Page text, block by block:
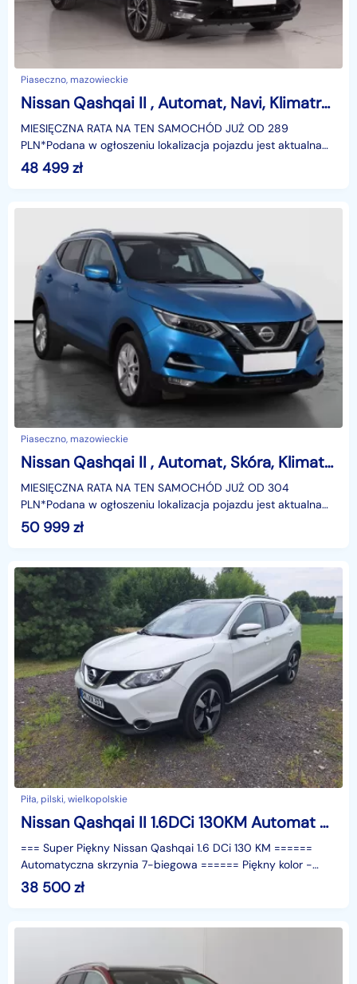
Piaseczno, mazowieckie
Nissan Qashqai II , Automat, Navi, Klimatronic, Tempomat, Parktronic,
MIESIĘCZNA RATA NA TEN SAMOCHÓD JUŻ OD 289
PLN*Podana w ogłoszeniu lokalizacja pojazdu jest aktualna
na dzień wystawienia ogłoszenia. Przed przyjazdem do
salonu
48 499 zł
Piaseczno, mazowieckie
Nissan Qashqai II , Automat, Skóra, Klimatronic, Tempomat, Parktronic,
MIESIĘCZNA RATA NA TEN SAMOCHÓD JUŻ OD 304
PLN*Podana w ogłoszeniu lokalizacja pojazdu jest aktualna
na dzień wystawienia ogłoszenia. Przed przyjazdem do
salonu
50 999 zł
Piła, pilski, wielkopolskie
Nissan Qashqai II 1.6DCi 130KM Automat Super Stan
=== Super Piękny Nissan Qashqai 1.6 DCi 130 KM ======
Automatyczna skrzynia 7-biegowa ====== Piękny kolor -
Biały - perła - metalic ====== 5 - Miejscowy ======
38 500zł